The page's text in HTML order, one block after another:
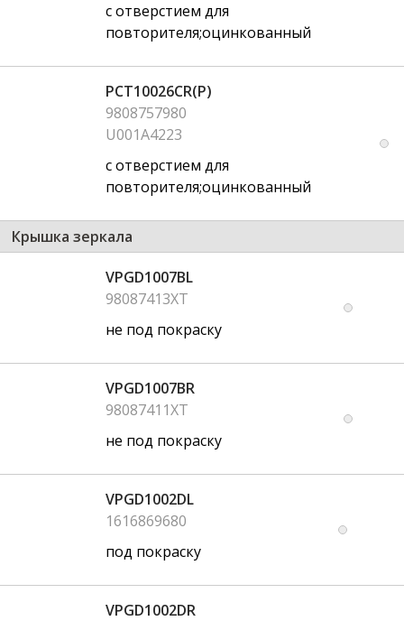
с отверстием для
повторителя;оцинкованный
PCT10026CR(P)
9808757980
U001A4223
с отверстием для
повторителя;оцинкованный
Крышка зеркала
VPGD1007BL
98087413XT
не под покраску
VPGD1007BR
98087411XT
не под покраску
VPGD1002DL
1616869680
под покраску
VPGD1002DR